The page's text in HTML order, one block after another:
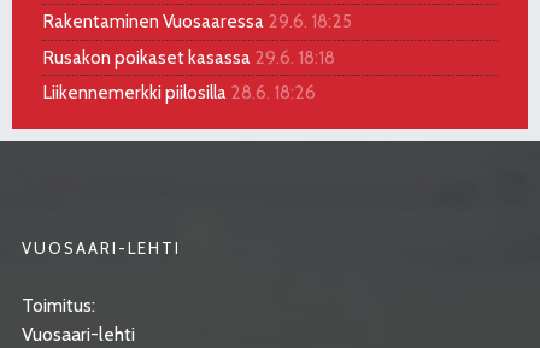
Rakentaminen Vuosaaressa 29.6. 18:25
Rusakon poikaset kasassa 29.6. 18:18
Liikennemerkki piilosilla 28.6. 18:26
VUOSAARI-LEHTI
Toimitus:
Vuosaari-lehti